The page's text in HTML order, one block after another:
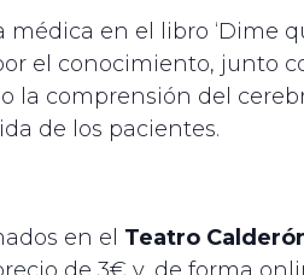
en el libro ‘Dime
el conocimiento, junto
la comprensión del
de los pacientes.
en el Teatro